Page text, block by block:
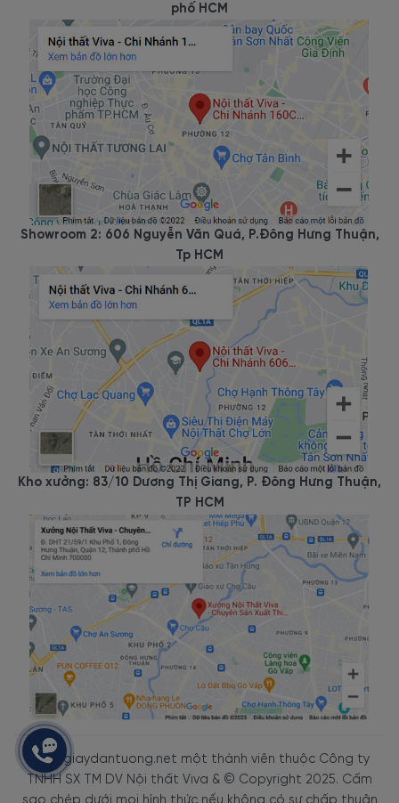
phố HCM
Showroom 2: 606 Nguyễn Văn Quá, P.Đông Hưng Thuận,
Tp HCM
Kho xưởng: 83/10 Dương Thị Giang, P. Đông Hưng Thuận,
TP HCM
Kênh giaydantuong.net một thành viên thuộc Công ty
TNHH SX TM DV Nội thất Viva & © Copyright 2025. Cấm
sao chép dưới mọi hình thức nếu không có sự chấp thuận